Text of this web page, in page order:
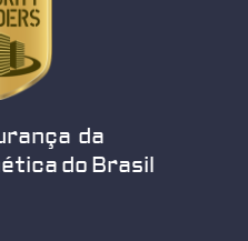
da
do Brasil